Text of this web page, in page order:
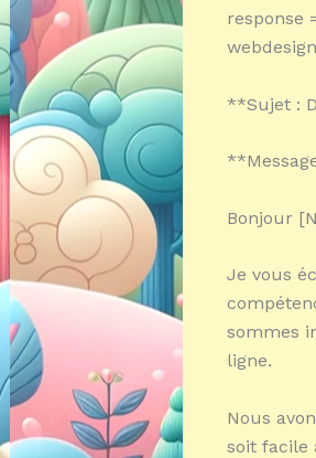
response
**Sujet :
Bonjour
Je vous
sommes
ligne.
Nous
soit facile